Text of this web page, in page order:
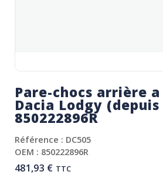
Pare-chocs arrière
Dacia Lodgy (depuis
850222896R
Référence : DC505
OEM : 850222896R
481,93 € TTC